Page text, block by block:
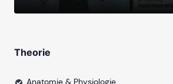
Theorie
Anatomie & Physiologie